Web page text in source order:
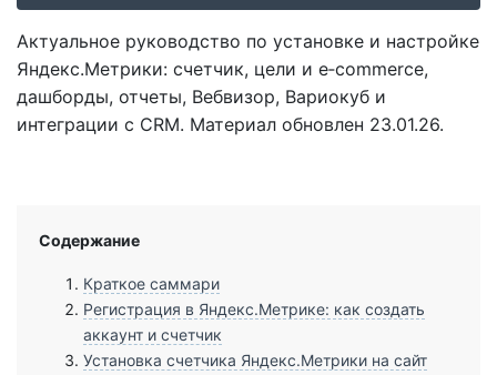
Актуальное руководство по установке и настройке
Яндекс.Метрики: счетчик, цели и e‑commerce,
дашборды, отчеты, Вебвизор, Вариокуб и
интеграции с CRM. Материал обновлен 23.01.26.
Содержание
Краткое саммари
Регистрация в Яндекс.Метрике: как создать
аккаунт и счетчик
Установка счетчика Яндекс.Метрики на сайт